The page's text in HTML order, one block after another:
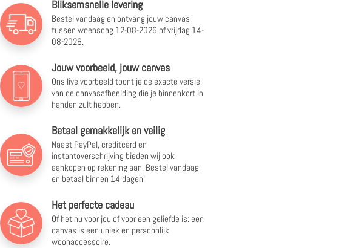
Bliksemsnelle levering
Bestel vandaag en ontvang jouw canvas
tussen woensdag 12-08-2026 of vrijdag 14-
08-2026.
Jouw voorbeeld, jouw canvas
Ons live voorbeeld toont je de exacte versie
van de canvasafbeelding die je binnenkort in
handen zult hebben.
Betaal gemakkelijk en veilig
Naast PayPal, creditcard en
instantoverschrijving bieden wij ook
aankopen op rekening aan. Bestel vandaag
en betaal binnen 14 dagen!
Het perfecte cadeau
Of het nu voor jou of voor een geliefde is: een
canvas is een uniek en persoonlijk
woonaccessoire.